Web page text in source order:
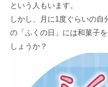
という人もいます。
しかし、月に1度ぐらいの自
の「ふくの日」には和菓子
しょうか？